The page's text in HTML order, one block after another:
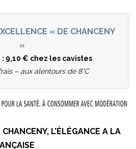
« DE CHANCENY
»
: 9,10 € chez les cavistes
– aux alentours de 8°C
CHANCENY, L’ÉLÉGANCE A LA